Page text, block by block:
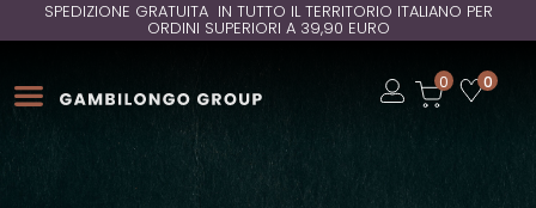
SPEDIZIONE GRATUITA IN TUTTO IL TERRITORIO ITALIANO PER
ORDINI SUPERIORI A 39,90 EURO
Open
0 Open
0